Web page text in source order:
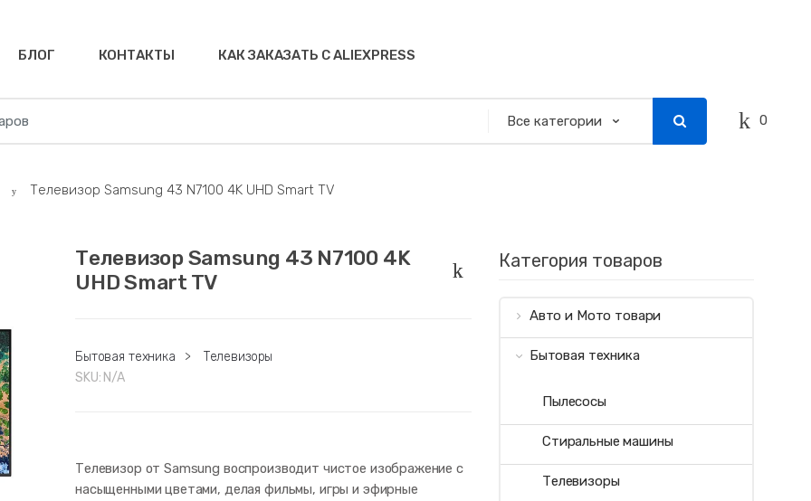
БЛОГ КОНТАКТЫ КАК ЗАКАЗАТЬ С ALIEXPRESS
0
Телевизор Samsung 43 N7100 4K UHD Smart TV
Телевизор Samsung 43 N7100 4K
UHD Smart TV
Бытовая техника >
Телевизоры
SKU: N/A
Телевизор от Samsung воспроизводит чистое изображение с
насыщенными цветами, делая фильмы, игры и эфирные
Категория товаров
Авто и Мото товари
Бытовая техника
Пылесосы
Стиральные машины
Телевизоры